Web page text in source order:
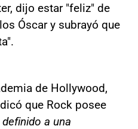
dijo estar "feliz" de
Óscar y subrayó que
de Hollywood,
que Rock posee
a una